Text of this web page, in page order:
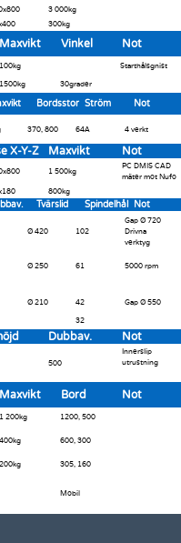
3 000kg
300kg
Maxvikt Vinkel Not
100kg
Starthålsgnist
1500kg 30grader
Bordsstor Ström Not
370, 800 64A 4 verkt
X-Y-Z Maxvikt Not
1 500kg
PC DMIS CAD
mäter mot Nufo
800kg
Tvärslid Spindelhål Not
Ø 420 102
Gap Ø 720
Drivna
verktyg
Ø 250 61 5000 rpm
Ø 210 42
Gap Ø 550
32
Dubbav. Not
500
Innerslip
utrustning
Maxvikt Bord Not
1 200kg 1200, 500
400kg 600, 300
200kg 305, 160
Mobil